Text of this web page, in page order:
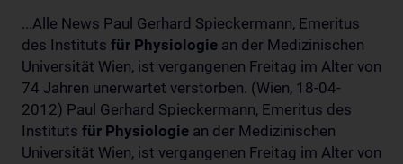
...Alle News Paul Gerhard Spieckermann, Emeritus
des Instituts für Physiologie an der Medizinischen
Universität Wien, ist vergangenen Freitag im Alter von
74 Jahren unerwartet verstorben. (Wien, 18-04-
2012) Paul Gerhard Spieckermann, Emeritus des
Instituts für Physiologie an der Medizinischen
Universität Wien, ist vergangenen Freitag im Alter von